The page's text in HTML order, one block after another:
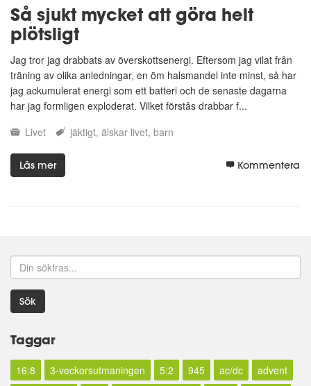
Så sjukt mycket att göra helt
plötsligt
Jag tror jag drabbats av överskottsenergi. Eftersom jag vilat från
träning av olika anledningar, en öm halsmandel inte minst, så har
jag ackumulerat energi som ett batteri och de senaste dagarna
har jag formligen exploderat. Vilket förstås drabbar f...
Livet
jäktigt älskar livet barn
Läs mer Kommentera
Sök
Taggar
16:8 3-veckorsutmaningen 5:2 945 ac/dc
advent